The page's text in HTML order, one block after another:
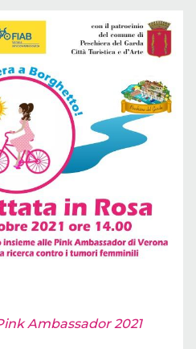
Ambassador 2021